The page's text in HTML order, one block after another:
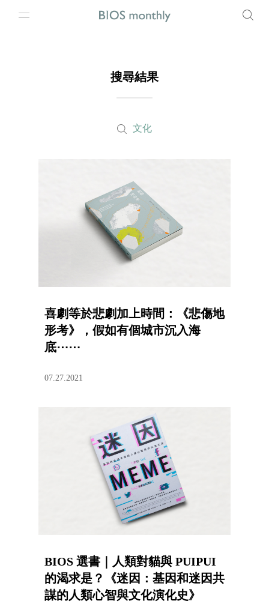
搜尋結果
文化
喜劇等於悲劇加上時間：《悲傷地
形考》，假如有個城市沉入海
底⋯⋯
07.27.2021
BIOS 選書｜人類對貓與 PUIPUI
的渴求是？《迷因：基因和迷因共
謀的人類心智與文化演化史》